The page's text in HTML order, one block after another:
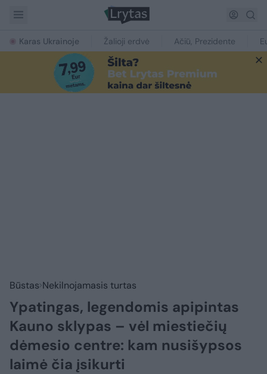
Karas Ukrainoje Žalioji erdvė Ačiū, Prezidente
Būstas Nekilnojamasis turtas
Ypatingas, legendomis apipintas
Kauno sklypas – vėl miestiečių
dėmesio centre: kam nusišypsos
laimė čia įsikurti